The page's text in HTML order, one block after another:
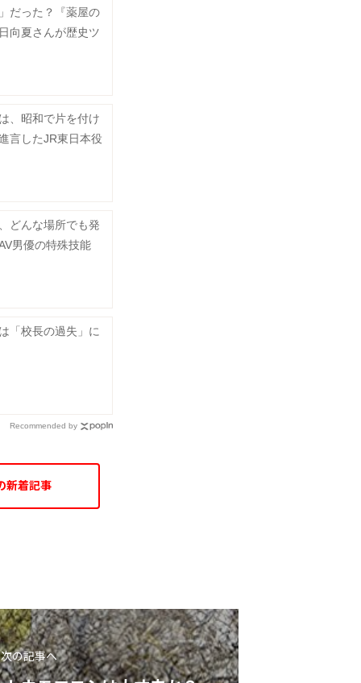
だった？『薬屋の
向夏さんが歴史ツ
、昭和で片を付け
言したJR東日本役
どんな場所でも発
男優の特殊技能
「校長の過失」に
Recommended by
新着記事
次の記事へ